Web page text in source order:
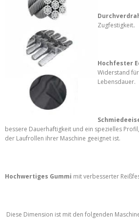
Zugfestigkeit.
Hochfester
Widerstand
Lebensdauer.
bessere Dauerhaftigkeit und ein spezielles
der Laufrollen ihrer Maschine geeignet ist.
Hochwertiges Gummi mit verbesserter
Diese Dimension ist mit den folgenden